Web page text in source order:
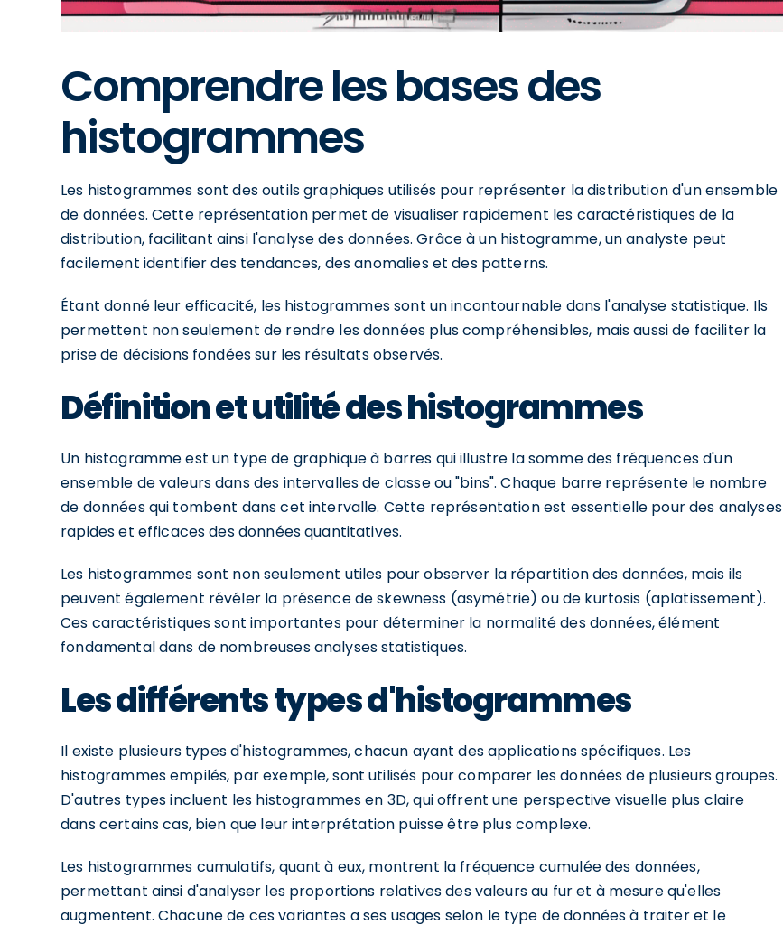
Comprendre les bases des
histogrammes
Les histogrammes sont des outils graphiques utilisés pour représenter la distribution d'un ensemble
de données. Cette représentation permet de visualiser rapidement les caractéristiques de la
distribution, facilitant ainsi l'analyse des données. Grâce à un histogramme, un analyste peut
facilement identifier des tendances, des anomalies et des patterns.
Étant donné leur efficacité, les histogrammes sont un incontournable dans l'analyse statistique. Ils
permettent non seulement de rendre les données plus compréhensibles, mais aussi de faciliter la
prise de décisions fondées sur les résultats observés.
Définition et utilité des histogrammes
Un histogramme est un type de graphique à barres qui illustre la somme des fréquences d'un
ensemble de valeurs dans des intervalles de classe ou "bins". Chaque barre représente le nombre
de données qui tombent dans cet intervalle. Cette représentation est essentielle pour des analyses
rapides et efficaces des données quantitatives.
Les histogrammes sont non seulement utiles pour observer la répartition des données, mais ils
peuvent également révéler la présence de skewness (asymétrie) ou de kurtosis (aplatissement).
Ces caractéristiques sont importantes pour déterminer la normalité des données, élément
fondamental dans de nombreuses analyses statistiques.
Les différents types d'histogrammes
Il existe plusieurs types d'histogrammes, chacun ayant des applications spécifiques. Les
histogrammes empilés, par exemple, sont utilisés pour comparer les données de plusieurs groupes.
D'autres types incluent les histogrammes en 3D, qui offrent une perspective visuelle plus claire
dans certains cas, bien que leur interprétation puisse être plus complexe.
Les histogrammes cumulatifs, quant à eux, montrent la fréquence cumulée des données,
permettant ainsi d'analyser les proportions relatives des valeurs au fur et à mesure qu'elles
augmentent. Chacune de ces variantes a ses usages selon le type de données à traiter et le